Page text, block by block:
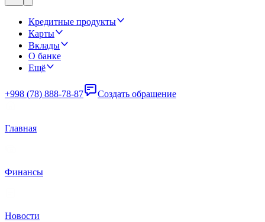
Кредитные продукты
Карты
Вклады
О банке
Ещё
+998 (78) 888-78-87 Создать обращение
Главная
Финансы
Новости